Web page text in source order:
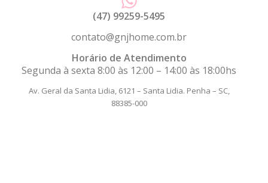
(47) 99259-5495
contato@gnjhome.com.br
Horário de Atendimento
Segunda à sexta 8:00 às 12:00 – 14:00 às 18:00hs
Av. Geral da Santa Lidia, 6121 – Santa Lidia. Penha – SC,
88385-000